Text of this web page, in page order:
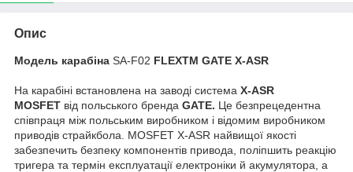
Опис
Модель карабіна SA-F02 FLEXTM GATE X-ASR
На карабіні встановлена на заводі система X-ASR
MOSFET від польського бренда GATE. Це безпрецедентна
співпраця між польським виробником і відомим виробником
приводів страйкбола. MOSFET X-ASR найвищої якості
забезпечить безпеку компонентів привода, поліпшить реакцію
тригера та термін експлуатації електроніки й акумулятора, а